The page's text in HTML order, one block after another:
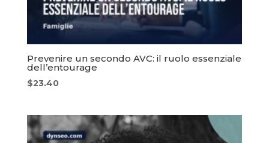
Prevenire un secondo AVC: il ruolo essenziale
dell’entourage
$23.40